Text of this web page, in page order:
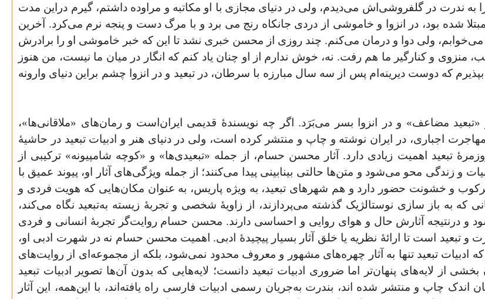
در گلفروشی‌اش می‌دیدم، ولی در دنیای مجازی با او مکاتبه و مراوده داشتم، گیرم دراین مدت
شده بود، در انزوا و خاموشی از دردی جانکاه رنج می برد و با مرگ دست و پنجه نرم می‌کرد. آخرین
ولی دوا و درمان می‌کنم. چند روزی از محسن خبری نشد تا این که خبر خاموشی او را برادرش
و کنارگیر ما هم رفت. نه، خوش ندارم از او چنان یاد کنم که انگار در میان ما نیست، من هنوز
که دوست دیرینه‌ام پس از سه سال مبارزه با سرطان، در تبعید و در انزوا چشم براین دنیای وارونه
مضاعف» و در انزوا بسر می‌بَرَد. اگر چه نویسندۀ قدیمی ایران‌است و رمان‌های «ملاقانی‌ها»،
اجباری، در ایران نوشته و چاپ و منتشر کرده است، ولی در دنیای هنر و ادبیات تبعید در ‌حاشیۀ
تبعید اهمیت زیادی دارد. آثار محسن ‌حسام، از جمله «تبعیدی‌ها» و «کوچه شامپیونه» ترکیبی از
و زندگی محو می‌شود و متن‌ها حالتی بینابینی پیدا می‌کنند؛ از جمله ویژگی‌های آثار او، پیوند عمیق با
و خشونت حضور دارد و هم شهرهای تبعید، به ‌ویژه پاریس، به‌ عنوان مکان‌هایی که هویت فردی و
باز سازی نوستالژیک گذشته می‌پردازند، از زاویۀ شخصی و تجربۀ زیسته به‌تبعید نگاه می‌کند،
و در‌نتیجه آثارش حال‌ و هوای روایی و ‌احساسی دارند. محسن حسام روایت‌گر تجربۀ انسانی و فردی
و تبعید است تا ارائۀ نظریه یا خلق آثار بسیار پیچیدۀ ادبی. اهمیت محسن حسام نه در شهرت ادبی او،
تبعید تنها به آثار چهره‌های مشهور و معروف محدود نمی‌شود، بلکه از مجموعه‌ای از روایت‌های
از لایه‌های پنهان‌تر اما ضروری ادبیات تبعید دانست؛ لایه‌هایی که بدون آن‌ها تصویر ادبیات تبعید
چاپ و منتشر شده اند، بندرت به‌جریان رسمی ادبیات فارسی راه یافته‌اند، با این‌همه، این آثار